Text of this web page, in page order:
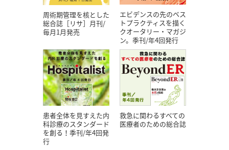
周術期管理を核とした
総合誌［リサ］月刊/
毎月1月発売
エビデンスの先のベス
トプラクティスを描く
クオータリー・マガジ
ン。季刊/年4回発行
患者全体を見すえた内
科診療のスタンダード
を創る！季刊/年4回発
行
救急に関わるすべての
医療者のための総合誌